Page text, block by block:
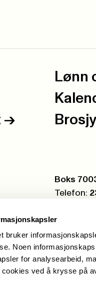
bruker
Noen
for analysearbeid,
cookies ved å krysse på
Lønn
->
Postboks:
Boks
Telefon: